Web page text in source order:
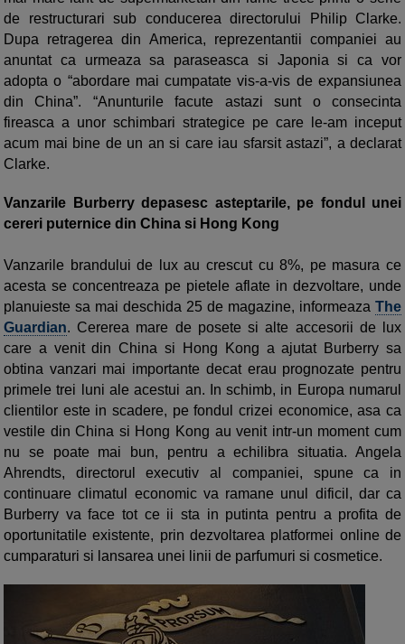
de restructurari sub conducerea directorului Philip Clarke.
Dupa retragerea din America, reprezentantii companiei au
anuntat ca urmeaza sa paraseasca si Japonia si ca vor
adopta o “abordare mai cumpatate vis-a-vis de expansiunea
din China”. “Anunturile facute astazi sunt o consecinta
fireasca a unor schimbari strategice pe care le-am inceput
acum mai bine de un an si care iau sfarsit astazi”, a declarat
Clarke.
Vanzarile Burberry depasesc asteptarile, pe fondul unei
cereri puternice din China si Hong Kong
Vanzarile brandului de lux au crescut cu 8%, pe masura ce
acesta se concentreaza pe pietele aflate in dezvoltare, unde
planuieste sa mai deschida 25 de magazine, informeaza The
Guardian. Cererea mare de posete si alte accesorii de lux
care a venit din China si Hong Kong a ajutat Burberry sa
obtina vanzari mai importante decat erau prognozate pentru
primele trei luni ale acestui an. In schimb, in Europa numarul
clientilor este in scadere, pe fondul crizei economice, asa ca
vestile din China si Hong Kong au venit intr-un moment cum
nu se poate mai bun, pentru a echilibra situatia. Angela
Ahrendts, directorul executiv al companiei, spune ca in
continuare climatul economic va ramane unul dificil, dar ca
Burberry va face tot ce ii sta in putinta pentru a profita de
oportunitatile existente, prin dezvoltarea platformei online de
cumparaturi si lansarea unei linii de parfumuri si cosmetice.